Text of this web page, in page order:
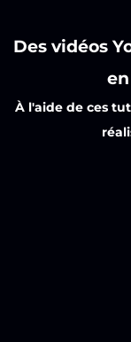
Des vidéos
À l'aide de ces